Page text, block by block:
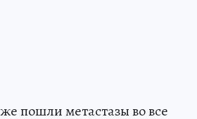
пошли метастазы во все